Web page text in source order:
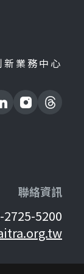
新業務中心
聯絡資訊
2725-5200